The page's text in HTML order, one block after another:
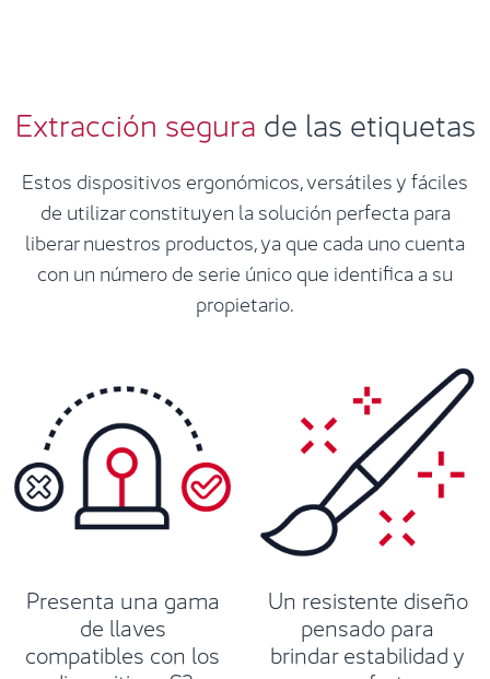
Extracción segura de las etiquetas
Estos dispositivos ergonómicos, versátiles y fáciles
de utilizar constituyen la solución perfecta para
liberar nuestros productos, ya que cada uno cuenta
con un número de serie único que identifica a su
propietario.
Presenta una gama
de llaves
compatibles con los
Un resistente diseño
pensado para
brindar estabilidad y